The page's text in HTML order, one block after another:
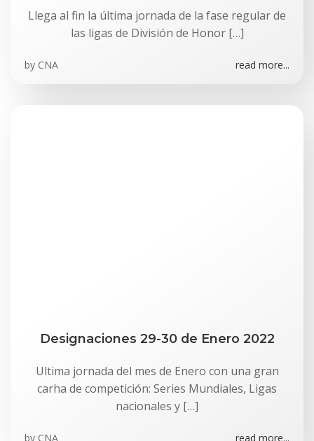
Llega al fin la última jornada de la fase regular de
las ligas de División de Honor […]
by CNA read more...
Designaciones 29-30 de Enero 2022
Ultima jornada del mes de Enero con una gran
carha de competición: Series Mundiales, Ligas
nacionales y […]
by CNA read more...